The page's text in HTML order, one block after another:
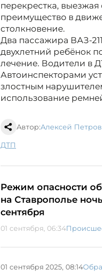
перекрестка,
преимущество в
столкновение.
Два пассажира ВАЗ-
двухлетний ребёнок
лечение. Водители в
Автоинспекторами
злостным
использование
Автор:Алексей Петров
ДТП
Режим опасности
на Ставрополье
сентября
01 сентября, 06:34
01 сентября 2025, 08:14